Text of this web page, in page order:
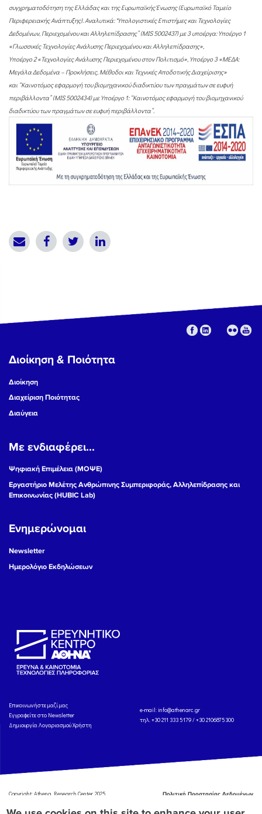
συγχρηματοδότηση της Ελλάδας και της Ευρωπαϊκής Ένωσης (Ευρωπαϊκό Ταμείο
Περιφερειακής Ανάπτυξης). Αναλυτικά: "Υπολογιστικές Επιστήμες και Τεχνολογίες
Δεδομένων, Περιεχομένου και Αλληλεπίδρασης”(MIS 5002437) με 3 υποέργα: Υποέργο 1
«Γλωσσικές Τεχνολογίες Ανάλυσης Περιεχομένου και Αλληλεπίδρασης»,
Yποέργο 2 «Τεχνολογίες Ανάλυσης Περιεχομένου στον Πολιτισμό», Yποέργο 3 «ΜΕΔΑ:
Μεγάλα Δεδομένα – Προκλήσεις, Μέθοδοι και Τεχνικές Αποδοτικής Διαχείρισης»
και “Καινοτόμος εφαρμογή του βιομηχανικού διαδικτύου των πραγμάτων σε ευφυή
περιβάλλοντα”(MIS 5002434) με Υποέργο 1: “Καινοτόμος εφαρμογή του βιομηχανικού
διαδικτύου των πραγμάτων σε ευφυή περιβάλλοντα”.
Διοίκηση & Ποιότητα
Διοίκηση
Διαχείριση Ποιότητας
Διαύγεια
Με ενδιαφέρει...
Ψηφιακή Επιμέλεια (ΜΟΨΕ)
Εργαστήριο Μελέτης Ανθρώπινης Συμπεριφοράς, Αλληλεπίδρασης και
Επικοινωνίας (HUBIC Lab)
Ενημερώνομαι
Newsletter
Ημερολόγιο Εκδηλώσεων
Eπικοινωνήστε μαζί μας
Εγγραφείτε στο Newsletter
Δημιουργία Λογαριασμού Χρήστη
e-mail: info@athenarc.gr
τηλ. +30 211 333 5179 / +30 2106875300
Copyright: Athena Research Center, 2025
Πολιτική Προστασίας Δεδομένων